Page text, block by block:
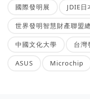
國際發明展 JDIE
世界發明智慧財產聯盟
中國文化大學 台灣
ASUS Microchip